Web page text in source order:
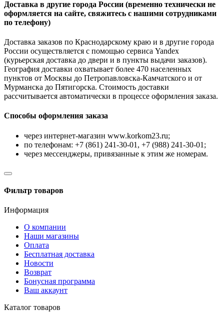
Доставка в другие города России (временно технически не
оформляется на сайте, свяжитесь с нашими сотрудниками
по телефону)
Доставка заказов по Краснодарскому краю и в другие города
России осуществляется с помощью сервиса Yandex
(курьерская доставка до двери и в пункты выдачи заказов).
География доставки охватывает более 470 населенных
пунктов от Москвы до Петропавловска-Камчатского и от
Мурманска до Пятигорска. Стоимость доставки
рассчитывается автоматически в процессе оформления заказа.
Способы оформления заказа
через интернет-магазин www.korkom23.ru;
по телефонам: +7 (861) 241-30-01, +7 (988) 241-30-01;
через мессенджеры, привязанные к этим же номерам.
Фильтр товаров
Информация
О компании
Наши магазины
Оплата
Бесплатная доставка
Новости
Возврат
Бонусная программа
Ваш аккаунт
Каталог товаров